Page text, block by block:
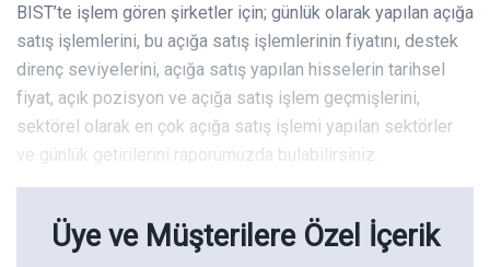
BIST’te işlem gören şirketler için; günlük olarak yapılan açığa
satış işlemlerini, bu açığa satış işlemlerinin fiyatını, destek
direnç seviyelerini, açığa satış yapılan hisselerin tarihsel
fiyat, açık pozisyon ve açığa satış işlem geçmişlerini,
sektörel olarak en çok açığa satış işlemi yapılan sektörler
ve günlük getirilerini raporumuzda bulabilirsiniz.
Üye ve Müşterilere Özel İçerik